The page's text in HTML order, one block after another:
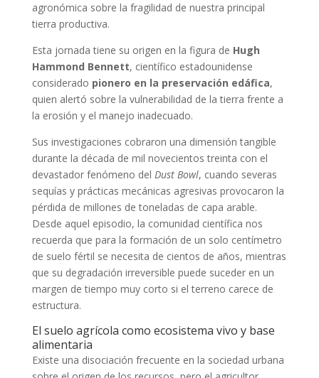
agronómica sobre la fragilidad de nuestra principal
tierra productiva.
Esta jornada tiene su origen en la figura de Hugh
Hammond Bennett, científico estadounidense
considerado pionero en la preservación edáfica,
quien alertó sobre la vulnerabilidad de la tierra frente a
la erosión y el manejo inadecuado.
Sus investigaciones cobraron una dimensión tangible
durante la década de mil novecientos treinta con el
devastador fenómeno del Dust Bowl, cuando severas
sequías y prácticas mecánicas agresivas provocaron la
pérdida de millones de toneladas de capa arable.
Desde aquel episodio, la comunidad científica nos
recuerda que para la formación de un solo centímetro
de suelo fértil se necesita de cientos de años, mientras
que su degradación irreversible puede suceder en un
margen de tiempo muy corto si el terreno carece de
estructura.
El suelo agrícola como ecosistema vivo y base
alimentaria
Existe una disociación frecuente en la sociedad urbana